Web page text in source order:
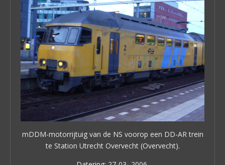
mDDM-motorrijtuig van de NS voorop een DD-AR trein
te Station Utrecht Overvecht (Overvecht).